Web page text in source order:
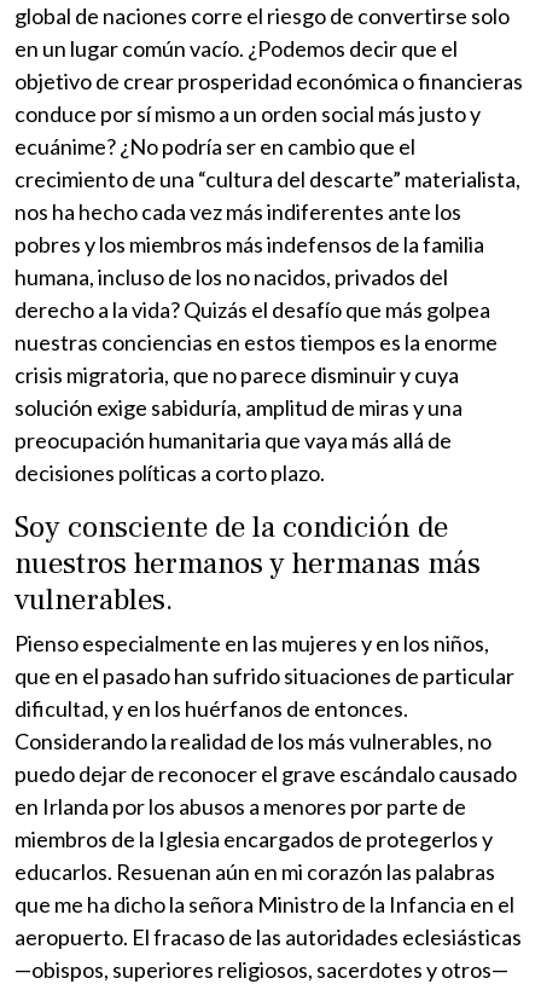
global de naciones corre el riesgo de convertirse solo
en un lugar común vacío. ¿Podemos decir que el
objetivo de crear prosperidad económica o financieras
conduce por sí mismo a un orden social más justo y
ecuánime? ¿No podría ser en cambio que el
crecimiento de una “cultura del descarte” materialista,
nos ha hecho cada vez más indiferentes ante los
pobres y los miembros más indefensos de la familia
humana, incluso de los no nacidos, privados del
derecho a la vida? Quizás el desafío que más golpea
nuestras conciencias en estos tiempos es la enorme
crisis migratoria, que no parece disminuir y cuya
solución exige sabiduría, amplitud de miras y una
preocupación humanitaria que vaya más allá de
decisiones políticas a corto plazo.
Soy consciente de la condición de
nuestros hermanos y hermanas más
vulnerables.
Pienso especialmente en las mujeres y en los niños,
que en el pasado han sufrido situaciones de particular
dificultad, y en los huérfanos de entonces.
Considerando la realidad de los más vulnerables, no
puedo dejar de reconocer el grave escándalo causado
en Irlanda por los abusos a menores por parte de
miembros de la Iglesia encargados de protegerlos y
educarlos. Resuenan aún en mi corazón las palabras
que me ha dicho la señora Ministro de la Infancia en el
aeropuerto. El fracaso de las autoridades eclesiásticas
—obispos, superiores religiosos, sacerdotes y otros—